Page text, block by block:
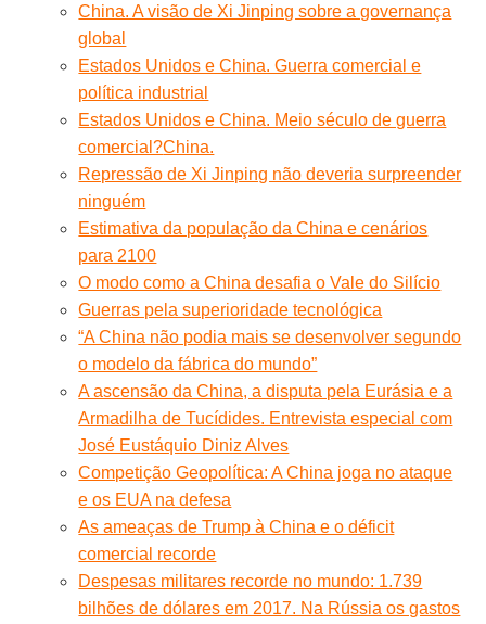
China. A visão de Xi Jinping sobre a governança
global
Estados Unidos e China. Guerra comercial e
política industrial
Estados Unidos e China. Meio século de guerra
comercial?China.
Repressão de Xi Jinping não deveria surpreender
ninguém
Estimativa da população da China e cenários
para 2100
O modo como a China desafia o Vale do Silício
Guerras pela superioridade tecnológica
“A China não podia mais se desenvolver segundo
o modelo da fábrica do mundo”
A ascensão da China, a disputa pela Eurásia e a
Armadilha de Tucídides. Entrevista especial com
José Eustáquio Diniz Alves
Competição Geopolítica: A China joga no ataque
e os EUA na defesa
As ameaças de Trump à China e o déficit
comercial recorde
Despesas militares recorde no mundo: 1.739
bilhões de dólares em 2017. Na Rússia os gastos